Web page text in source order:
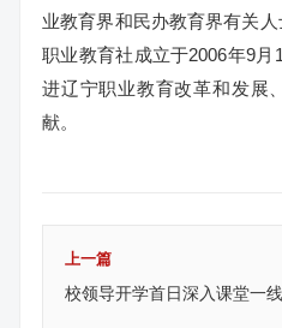
业教育界和民办教育界有关
职业教育社成立于2006年9
进辽宁职业教育改革和发展
献。
上一篇
校领导开学首日深入课堂一